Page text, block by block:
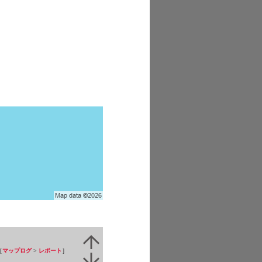
マップログ> レポート ］